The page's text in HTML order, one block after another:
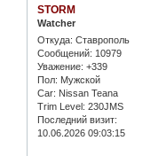
STORM
Watcher
Откуда: Ставрополь
Сообщений: 10979
Уважение: +339
Пол: Мужской
Car: Nissan Teana
Trim Level: 230JMS
Последний визит:
10.06.2026 09:03:15